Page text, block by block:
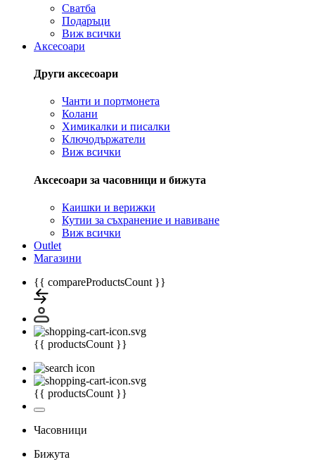
Сватба
Подаръци
Виж всички
Аксесоари
Други аксесоари
Чанти и портмонета
Колани
Химикалки и писалки
Ключодържатели
Виж всички
Аксесоари за часовници и бижута
Каишки и верижки
Кутии за съхранение и навиване
Виж всички
Outlet
Магазини
{{ compareProductsCount }}
{{ productsCount }}
{{ productsCount }}
Часовници
Бижута